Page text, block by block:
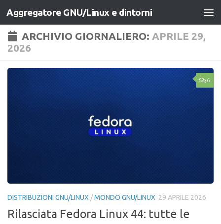
Salta al contenuto
Aggregatore GNU/Linux e dintorni
ARCHIVIO GIORNALIERO: APRILE 29,
2026
6
DISTRIBUZIONI GNU/LINUX /MONDO GNU/LINUX 29 APRILE 2026
Rilasciata Fedora Linux 44: tutte le